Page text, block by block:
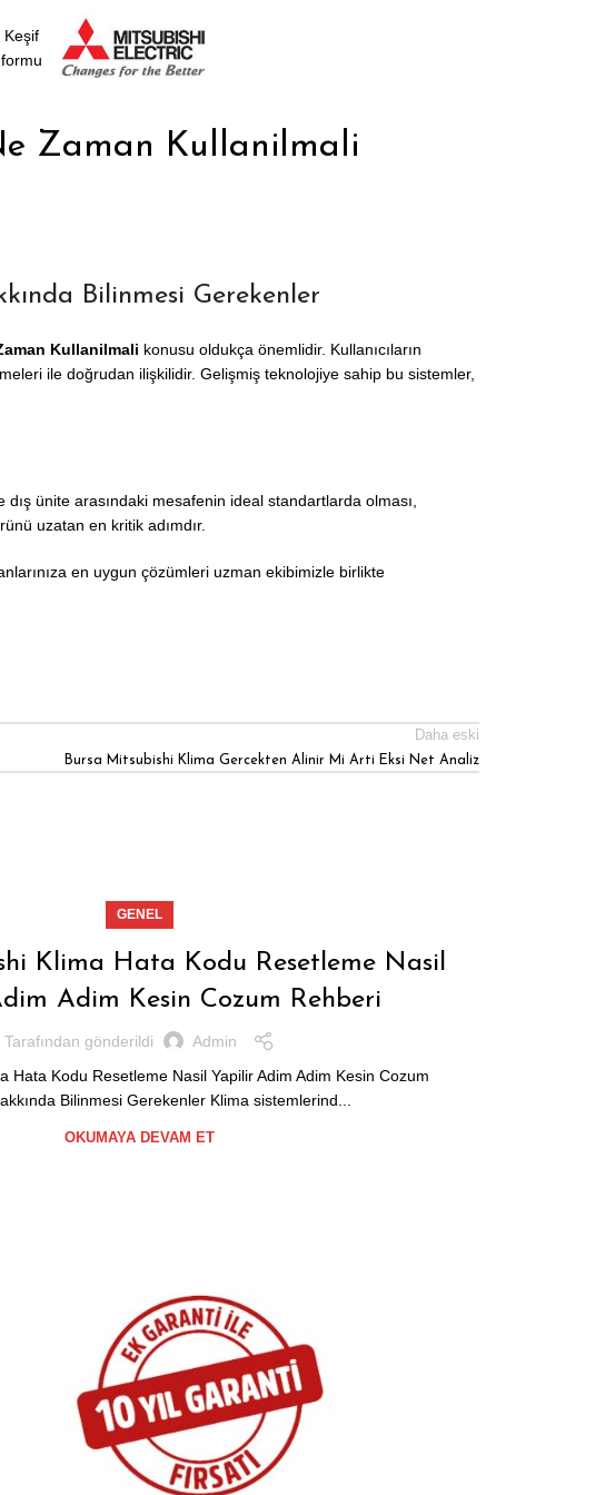
Keşif
formu
Zaman Kullanilmali
Bilinmesi Gerekenler
Kullanilmali konusu oldukça önemlidir. Kullanıcıların
ile doğrudan ilişkilidir. Gelişmiş teknolojiye sahip bu sistemler,
dış ünite arasındaki mesafenin ideal standartlarda olması,
uzatan en kritik adımdır.
en uygun çözümleri uzman ekibimizle birlikte
Daha eski
Bursa Mitsubishi Klima Gercekten Alinir Mi Arti Eksi Net Analiz
GENEL
Klima Hata Kodu Resetleme Nasil
Adim Kesin Cozum Rehberi
Tarafından gönderildi
Admin
Hata Kodu Resetleme Nasil Yapilir Adim Adim Kesin Cozum
Bilinmesi Gerekenler Klima sistemlerind...
OKUMAYA DEVAM ET